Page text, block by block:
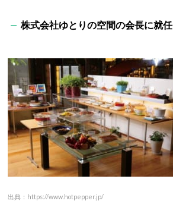
株式会社ゆとりの空間の会長に就任
出典：https://www.hotpepper.jp/